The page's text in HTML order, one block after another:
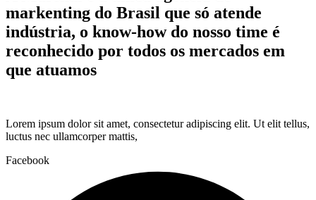
markenting do Brasil que só atende
indústria, o know-how do nosso time é
reconhecido por todos os mercados em
que atuamos
Lorem ipsum dolor sit amet, consectetur adipiscing elit. Ut elit tellus,
luctus nec ullamcorper mattis,
Facebook